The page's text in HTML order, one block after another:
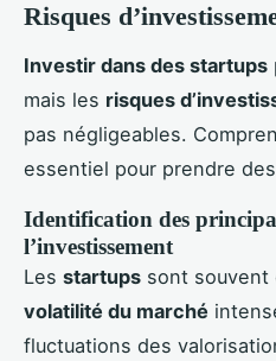
Risques
Investir dans des startups
mais les risques
pas négligeables.
essentiel pour prendre
Identification des
l’investissement
Les startups sont souvent
volatilité du marché
fluctuations des